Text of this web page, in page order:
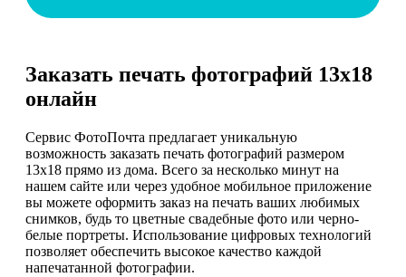
Заказать печать фотографий 13х18
онлайн
Сервис ФотоПочта предлагает уникальную
возможность заказать печать фотографий размером
13х18 прямо из дома. Всего за несколько минут на
нашем сайте или через удобное мобильное приложение
вы можете оформить заказ на печать ваших любимых
снимков, будь то цветные свадебные фото или черно-
белые портреты. Использование цифровых технологий
позволяет обеспечить высокое качество каждой
напечатанной фотографии.